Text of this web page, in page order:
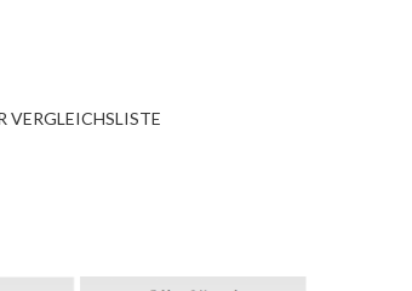
VERGLEICHSLISTE